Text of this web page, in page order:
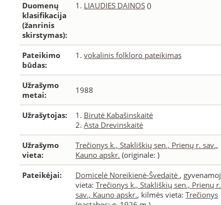
Duomenų
klasifikacija
(žanrinis
skirstymas):
1. LIAUDIES DAINOS ()
Pateikimo
būdas:
1. vokalinis folkloro pateikimas
Užrašymo
metai:
1988
Užrašytojas: 1. Birutė Kabašinskaitė
2. Asta Drevinskaitė
Užrašymo
vieta:
Trečionys k., Stakliškių sen., Prienų r. sav.,
Kauno apskr. (originale: )
Pateikėjai: Domicelė Noreikienė-Švedaitė ,
vieta: Trečionys k., Stakliškių sen., Prienų r.
sav., Kauno apskr., kilmės vieta: Trečionys